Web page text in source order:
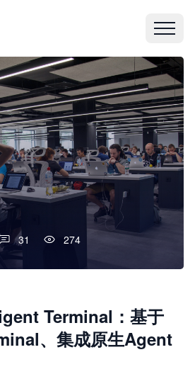
31 274
Terminal：基于
、集成原生Agent